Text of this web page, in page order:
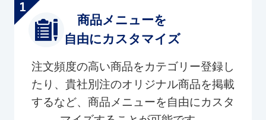
商品メニューを
自由にカスタマイズ
注文頻度の高い商品をカテゴリー登録し
たり、貴社別注のオリジナル商品を掲載
するなど、商品メニューを自由にカスタ